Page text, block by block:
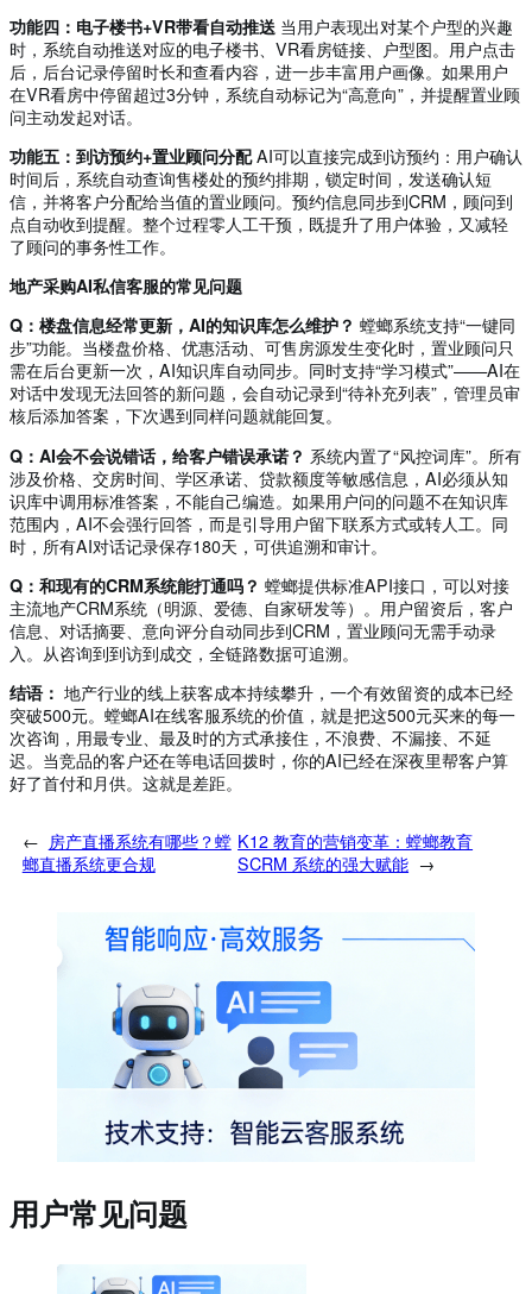
功能四：电子楼书+VR带看自动推送 当用户表现出对某个户型的兴趣
时，系统自动推送对应的电子楼书、VR看房链接、户型图。用户点击
后，后台记录停留时长和查看内容，进一步丰富用户画像。如果用户
在VR看房中停留超过3分钟，系统自动标记为“高意向”，并提醒置业顾
问主动发起对话。
功能五：到访预约+置业顾问分配AI可以直接完成到访预约：用户确认
时间后，系统自动查询售楼处的预约排期，锁定时间，发送确认短
信，并将客户分配给当值的置业顾问。预约信息同步到CRM，顾问到
点自动收到提醒。整个过程零人工干预，既提升了用户体验，又减轻
了顾问的事务性工作。
地产采购AI私信客服的常见问题
Q：楼盘信息经常更新，AI的知识库怎么维护？ 螳螂系统支持“一键同
步”功能。当楼盘价格、优惠活动、可售房源发生变化时，置业顾问只
需在后台更新一次，AI知识库自动同步。同时支持“学习模式”——AI在
对话中发现无法回答的新问题，会自动记录到“待补充列表”，管理员审
核后添加答案，下次遇到同样问题就能回复。
Q：AI会不会说错话，给客户错误承诺？ 系统内置了“风控词库”。所有
涉及价格、交房时间、学区承诺、贷款额度等敏感信息，AI必须从知
识库中调用标准答案，不能自己编造。如果用户问的问题不在知识库
范围内，AI不会强行回答，而是引导用户留下联系方式或转人工。同
时，所有AI对话记录保存180天，可供追溯和审计。
Q：和现有的CRM系统能打通吗？ 螳螂提供标准API接口，可以对接
主流地产CRM系统（明源、爱德、自家研发等）。用户留资后，客户
信息、对话摘要、意向评分自动同步到CRM，置业顾问无需手动录
入。从咨询到到访到成交，全链路数据可追溯。
结语： 地产行业的线上获客成本持续攀升，一个有效留资的成本已经
突破500元。螳螂AI在线客服系统的价值，就是把这500元买来的每一
次咨询，用最专业、最及时的方式承接住，不浪费、不漏接、不延
迟。当竞品的客户还在等电话回拨时，你的AI已经在深夜里帮客户算
好了首付和月供。这就是差距。
← 房产直播系统有哪些？螳
螂直播系统更合规
K12 教育的营销变革：螳螂教育
SCRM 系统的强大赋能 →
用户常见问题